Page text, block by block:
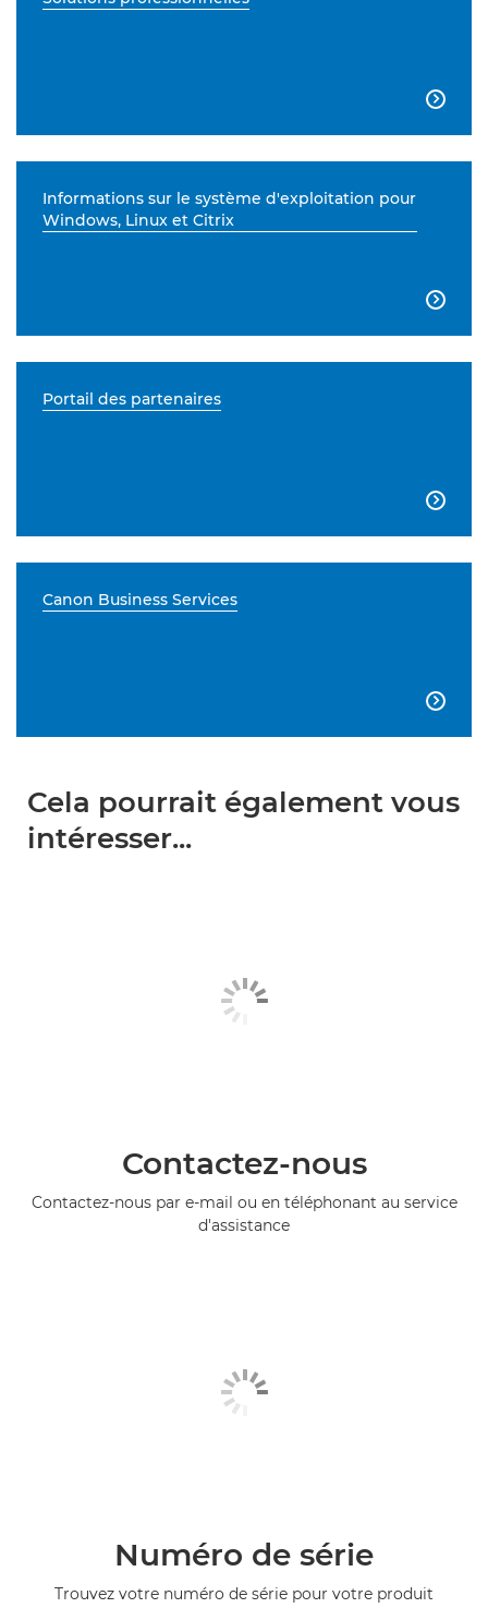

Informations sur le système d'exploitation pour
Windows, Linux et Citrix

Portail des partenaires

Canon Business Services

Cela pourrait également vous
intéresser...
Contactez-nous
Contactez-nous par e-mail ou en téléphonant au service
d'assistance
Numéro de série
Trouvez votre numéro de série pour votre produit